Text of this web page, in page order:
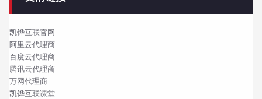
凯铧互联官网
阿里云代理商
百度云代理商
腾讯云代理商
万网代理商
凯铧互联课堂